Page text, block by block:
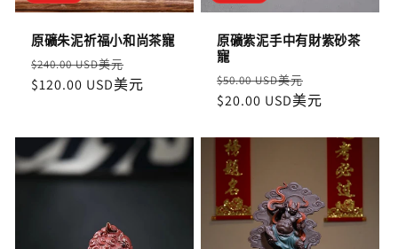
原礦朱泥祈福小和尚茶寵
定
價
$240.00 USD美元
價
$120.00 USD美元
原礦紫泥手中有財紫砂茶
寵
定
價
$50.00 USD美元
價
$20.00 USD美元